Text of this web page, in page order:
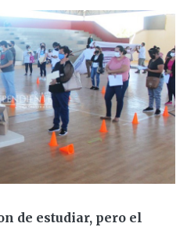
de estudiar, pero el